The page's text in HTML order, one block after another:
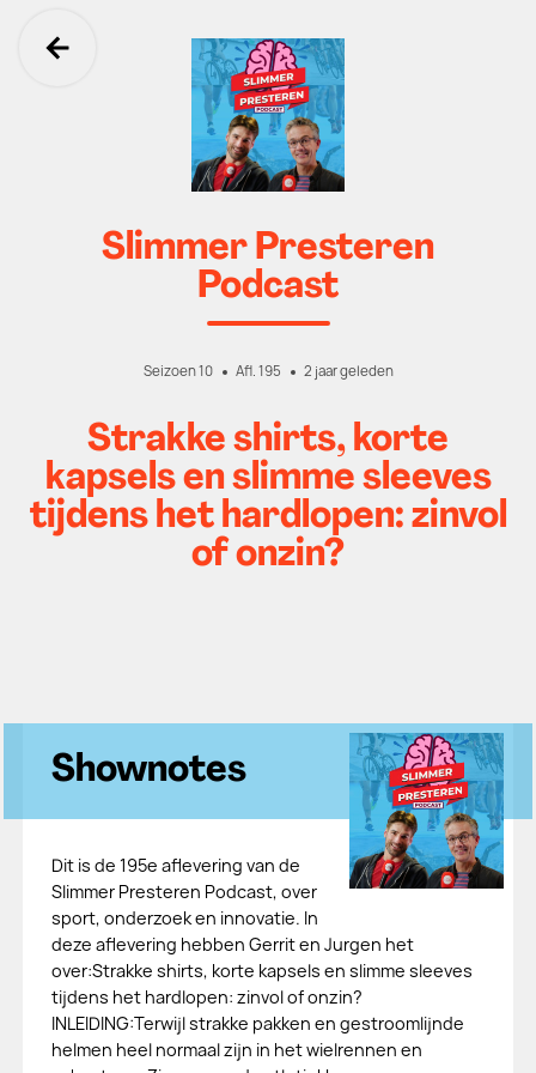
Ga terug
Slimmer Presteren
Podcast
Seizoen 10 Afl. 195 2 jaar geleden
Strakke shirts, korte
kapsels en slimme sleeves
tijdens het hardlopen: zinvol
of onzin?
Shownotes
Dit is de 195e aflevering van de
Slimmer Presteren Podcast, over
sport, onderzoek en innovatie. In
deze aflevering hebben Gerrit en Jurgen het
over:Strakke shirts, korte kapsels en slimme sleeves
tijdens het hardlopen: zinvol of onzin?
INLEIDING:Terwijl strakke pakken en gestroomlijnde
helmen heel normaal zijn in het wielrennen en